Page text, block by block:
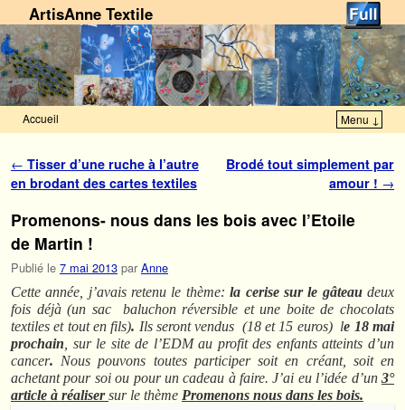
ArtisAnne Textile
Accueil Menu ↓
Navigation des articles
← Tisser d’une ruche à l’autre
en brodant des cartes textiles
Brodé tout simplement par
amour ! →
Promenons- nous dans les bois avec l’Etoile
de Martin !
Publié le 7 mai 2013 par Anne
Cette année, j’avais retenu le thème:la cerise sur le gâteaudeux
fois déjà (un sac baluchon réversible et une boite de chocolats
textiles et tout en fils). Ils seront vendus (18 et 15 euros) le 18 mai
prochain , sur le site de l’EDM au profit des enfants atteints d’un
cancer. Nous pouvons toutes participer soit en créant, soit en
achetant pour soi ou pour un cadeau à faire. J’ai eu l’idée d’un 3°
article à réaliser sur le thème Promenons nous dans les bois.